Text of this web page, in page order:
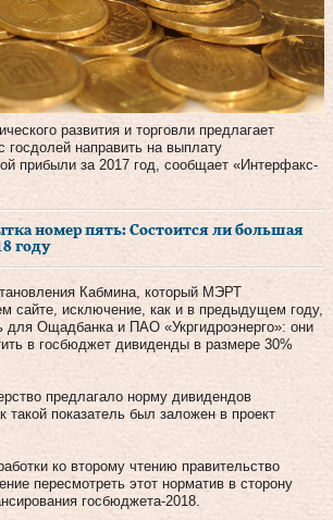
развития и торговли предлагает
госдолей направить на выплату
прибыли за 2017 год, сообщает «Интерфакс-
номер пять: Состоится ли большая
году
Кабмина, который МЭРТ
сайте, исключение, как и в предыдущем году,
для Ощадбанка и ПАО «Укргидроэнерго»: они
в госбюджет дивиденды в размере 30%
предлагало норму дивидендов
такой показатель был заложен в проект
ко второму чтению правительство
пересмотреть этот норматив в сторону
госбюджета-2018.